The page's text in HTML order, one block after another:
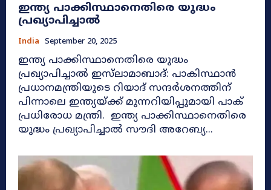
ഇന്ത്യ പാക്കിസ്ഥാനെതിരെ യുദ്ധം
പ്രഖ്യാപിച്ചാൽ
India September 20, 2025
ഇന്ത്യ പാക്കിസ്ഥാനെതിരെ യുദ്ധം
പ്രഖ്യാപിച്ചാൽ ഇസ്‌ലാമാബാദ്: പാകിസ്ഥാൻ
പ്രധാനമന്ത്രിയുടെ റിയാദ് സന്ദർശനത്തിന്
പിന്നാലെ ഇന്ത്യയ്ക്ക് മുന്നറിയിപ്പുമായി പാക്
പ്രധിരോധ മന്ത്രി. ഇന്ത്യ പാക്കിസ്ഥാനെതിരെ
യുദ്ധം പ്രഖ്യാപിച്ചാൽ സൗദി അറേബ്യ...